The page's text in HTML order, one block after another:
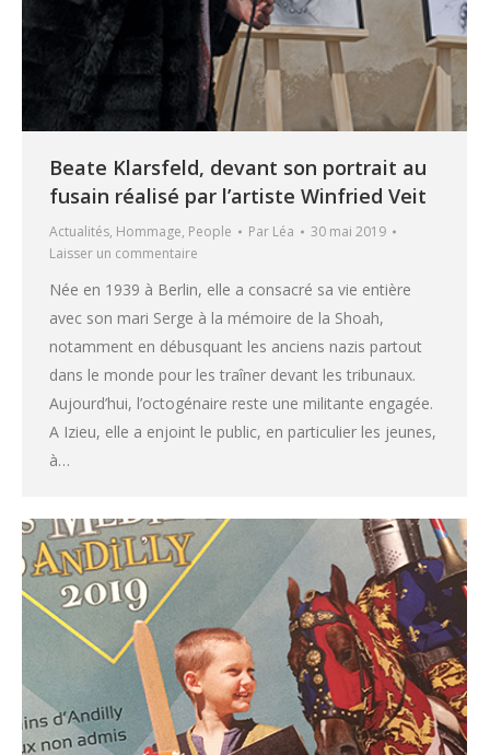
Beate Klarsfeld, devant son portrait au
fusain réalisé par l’artiste Winfried Veit
Actualités, Hommage, People Par Léa
30 mai 2019
Laisser un commentaire
Née en 1939 à Berlin, elle a consacré sa vie entière
avec son mari Serge à la mémoire de la Shoah,
notamment en débusquant les anciens nazis partout
dans le monde pour les traîner devant les tribunaux.
Aujourd’hui, l’octogénaire reste une militante engagée.
A Izieu, elle a enjoint le public, en particulier les jeunes,
à…